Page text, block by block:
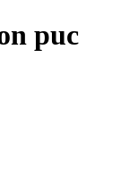
puc